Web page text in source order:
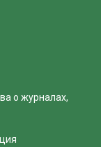
о журналах,